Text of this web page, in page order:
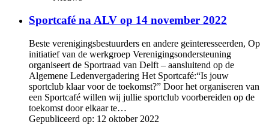
Sportcafé na ALV op 14 november 2022
Beste verenigingsbestuurders en andere geïnteresseerden, Op
initiatief van de werkgroep Verenigingsondersteuning
organiseert de Sportraad van Delft – aansluitend op de
Algemene Ledenvergadering Het Sportcafé:“Is jouw
sportclub klaar voor de toekomst?” Door het organiseren van
een Sportcafé willen wij jullie sportclub voorbereiden op de
toekomst door elkaar te…
Gepubliceerd op: 12 oktober 2022